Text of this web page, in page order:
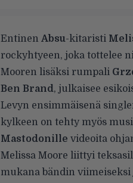
Entinen Absu-kitaristi
rockyhtyeen, joka tottelee
Mooren lisäksi rumpali
Ben Brand, julkaisee
Levyn ensimmäisenä
kylkeen on tehty myös
Mastodonille videoita
Melissa Moore liittyi
mukana bändin viimeiseksi